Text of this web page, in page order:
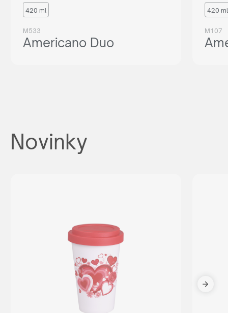
420 ml
M533
Americano Duo
420 ml
M107
Novinky